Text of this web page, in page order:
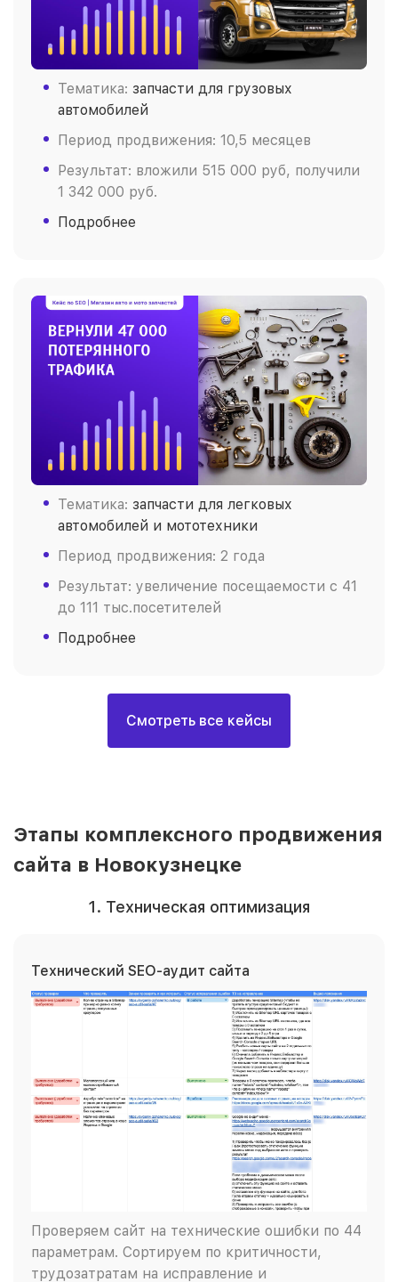
Тематика: запчасти для грузовых
автомобилей
Период продвижения: 10,5 месяцев
Результат: вложили 515 000 руб, получили
1 342 000 руб.
Подробнее
Тематика: запчасти для легковых
автомобилей и мототехники
Период продвижения: 2 года
Результат: увеличение посещаемости с 41
до 111 тыс.посетителей
Подробнее
Смотреть все кейсы
Этапы комплексного продвижения
сайта в Новокузнецке
1. Техническая оптимизация
Технический SEO-аудит сайта
Проверяем сайт на технические ошибки по 44
параметрам. Сортируем по критичности,
трудозатратам на исправление и